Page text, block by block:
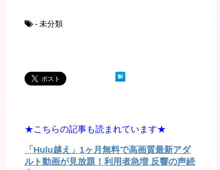
- 未分類
★こちらの記事も読まれています★
「Hulu越え」1ヶ月無料で高画質最新アダ
ルト動画が見放題！利用者急増 反響の声続